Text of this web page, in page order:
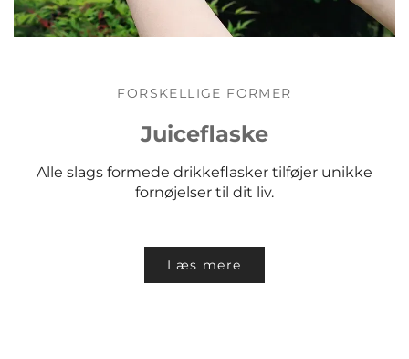
FORSKELLIGE FORMER
Juiceflaske
Alle slags formede drikkeflasker tilføjer unikke
fornøjelser til dit liv.
Læs mere